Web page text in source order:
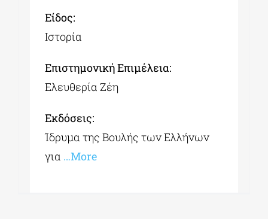
Είδος:
Ιστορία
Επιστημονική Επιμέλεια:
Ελευθερία Ζέη
Εκδόσεις:
Ίδρυμα της Βουλής των Ελλήνων
για …More